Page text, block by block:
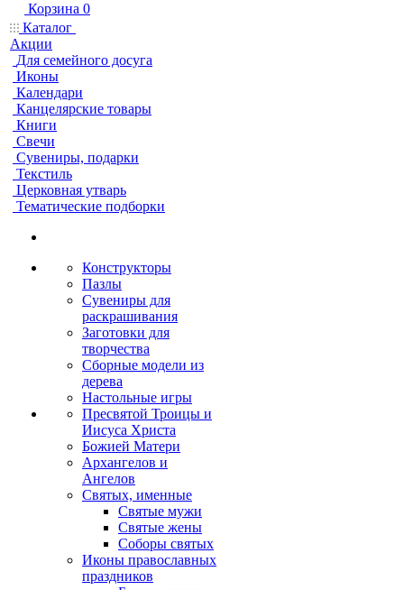
Корзина 0
Каталог
Акции
Для семейного досуга
Иконы
Календари
Канцелярские товары
Книги
Свечи
Сувениры, подарки
Текстиль
Церковная утварь
Тематические подборки
Конструкторы
Пазлы
Сувениры для
раскрашивания
Заготовки для
творчества
Сборные модели из
дерева
Настольные игры
Пресвятой Троицы и
Иисуса Христа
Божией Матери
Архангелов и
Ангелов
Святых, именные
Святые мужи
Святые жены
Соборы святых
Иконы православных
праздников